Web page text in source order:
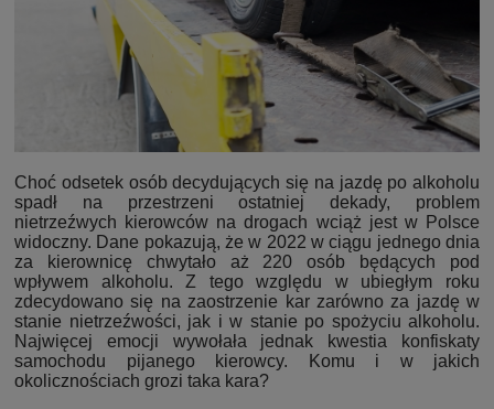
Choć odsetek osób decydujących się na jazdę po alkoholu
spadł na przestrzeni ostatniej dekady, problem
nietrzeźwych kierowców na drogach wciąż jest w Polsce
widoczny. Dane pokazują, że w 2022 w ciągu jednego dnia
za kierownicę chwytało aż 220 osób będących pod
wpływem alkoholu. Z tego względu w ubiegłym roku
zdecydowano się na zaostrzenie kar zarówno za jazdę w
stanie nietrzeźwości, jak i w stanie po spożyciu alkoholu.
Najwięcej emocji wywołała jednak kwestia konfiskaty
samochodu pijanego kierowcy. Komu i w jakich
okolicznościach grozi taka kara?